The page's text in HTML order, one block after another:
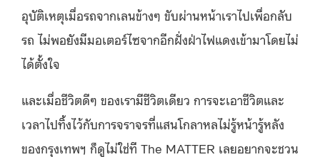
อุบัติเหตุเมื่อรถจากเลนข้างๆ ขับผ่านหน้าเราไปเพื่อกลับ
รถ ไม่พอยังมีมอเตอร์ไซจากอีกฝั่งฝ่าไฟแดงเข้ามาโดยไม่
ได้ตั้งใจ
และเมื่อชีวิตดีๆ ของเรามีชีวิตเดียว การจะเอาชีวิตและ
เวลาไปทิ้งไว้กับการจราจรที่แสนโกลาหลไม่รู้หน้ารู้หลัง
ของกรุงเทพฯ ก็ดูไม่ใช่ที The MATTER เลยอยากจะชวน